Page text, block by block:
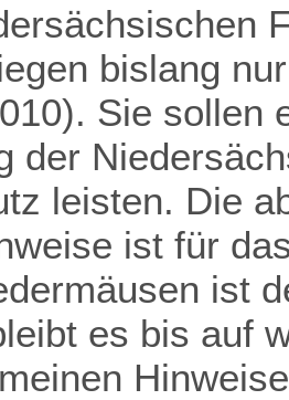
bislang
Sie sollen
der
leisten. Die
ist für
ist
es bis auf